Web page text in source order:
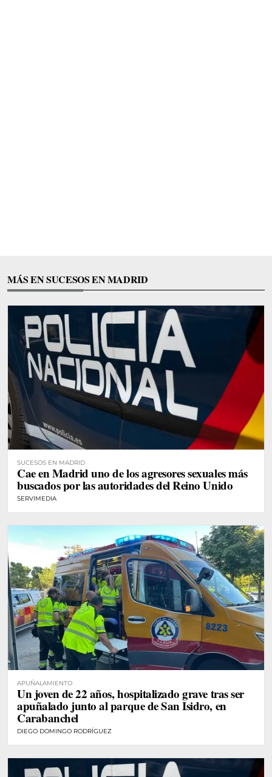
MÁS EN SUCESOS EN MADRID
SUCESOS EN MADRID
Cae en Madrid uno de los agresores sexuales más
buscados por las autoridades del Reino Unido
SERVIMEDIA
APUÑALAMIENTO
Un joven de 22 años, hospitalizado grave tras ser
apuñalado junto al parque de San Isidro, en
Carabanchel
DIEGO DOMINGO RODRÍGUEZ